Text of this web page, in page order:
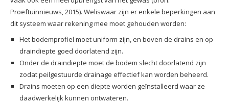
Proeftuinnieuws, 2015). Weliswaar zijn er enkele beperkingen aan
dit systeem waar rekening mee moet gehouden worden:
Het bodemprofiel moet uniform zijn, en boven de drains en op
draindiepte goed doorlatend zijn.
Onder de draindiepte moet de bodem slecht doorlatend zijn
zodat peilgestuurde drainage effectief kan worden beheerd.
Drains moeten op een diepte worden geïnstalleerd waar ze
daadwerkelijk kunnen ontwateren.